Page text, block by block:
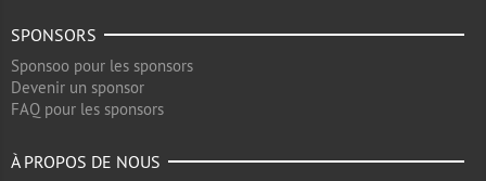
SPONSORS
Sponsoo pour les sponsors
Devenir un sponsor
FAQ pour les sponsors
À PROPOS DE NOUS